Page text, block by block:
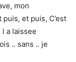
mon
et puis, C’est
a laissee
.. sans .. je